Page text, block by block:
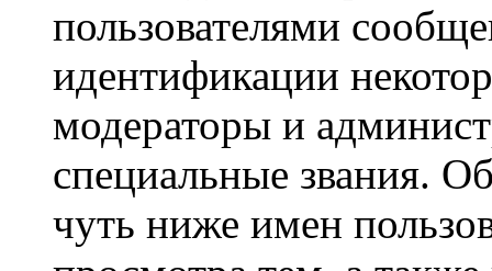
пользователями
идентификации
модераторы и
специальные звания.
чуть ниже имен